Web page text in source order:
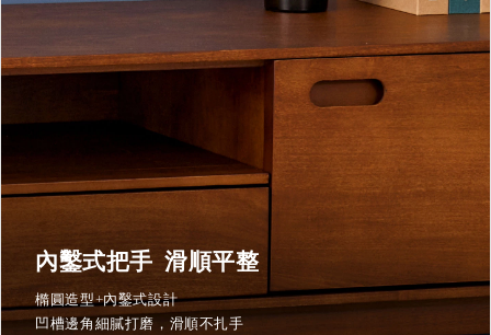
內鑿式把手 滑順平整
橢圓造型+內鑿式設計
凹槽邊角細膩打磨，滑順不扎手